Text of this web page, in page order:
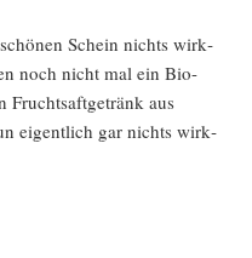
Schein nichts wirk­
noch nicht mal ein Bio-
Frucht­saft­ge­tränk aus
eigent­lich gar nichts wirk­